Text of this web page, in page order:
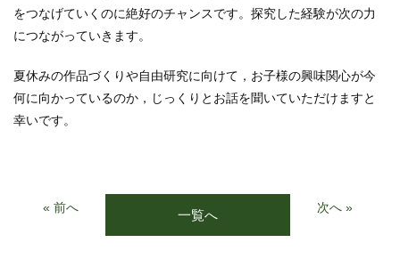
をつなげていくのに絶好のチャンスです。探究した経験が次の力
につながっていきます。
夏休みの作品づくりや自由研究に向けて，お子様の興味関心が今
何に向かっているのか，じっくりとお話を聞いていただけますと
幸いです。
« 前へ 一覧へ 次へ »